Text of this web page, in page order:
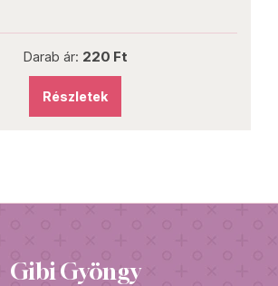
Darab ár: 220 Ft
Részletek
Gibi Gyöngy